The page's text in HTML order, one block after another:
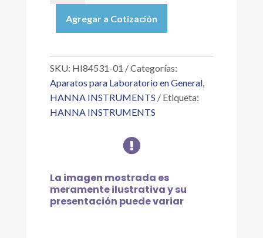
MINITITULADOR
DE
TITULABLE
ANÁLISIS
DE
AGUA,
Agregar a Cotización
SKU: HI84531-01
Categorías:
Aparatos para Laboratorio en General,
HANNA INSTRUMENTS
Etiqueta:
HANNA INSTRUMENTS

La imagen mostrada es
meramente ilustrativa y su
presentación puede variar